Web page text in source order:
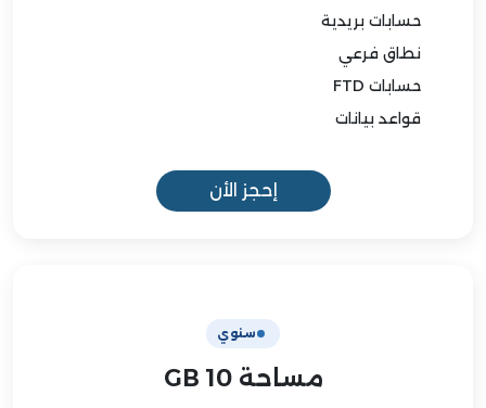
حسابات بريدية
نطاق فرعي
حسابات FTD
قواعد بيانات
إحجز الأن
سنوي
مساحة 10 GB